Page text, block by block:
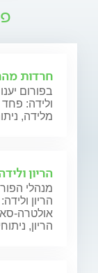
חרדות
בפורום
ולידה:
מלידה,
הריון
מנהלי
הריון
אולטרה-
הריון,